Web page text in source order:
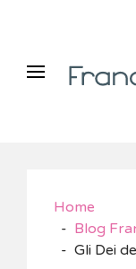
Home
Blog
Gli Dei